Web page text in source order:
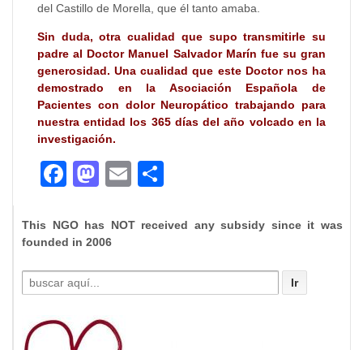
del Castillo de Morella, que él tanto amaba.
Sin duda, otra cualidad que supo transmitirle su
padre al Doctor Manuel Salvador Marín fue su gran
generosidad. Una cualidad que este Doctor nos ha
demostrado en la Asociación Española de
Pacientes con dolor Neuropático trabajando para
nuestra entidad los 365 días del año volcado en la
investigación.
Facebook
Mastodon
Email
This NGO has NOT received any subsidy since it was
founded in 2006
Buscar
por: